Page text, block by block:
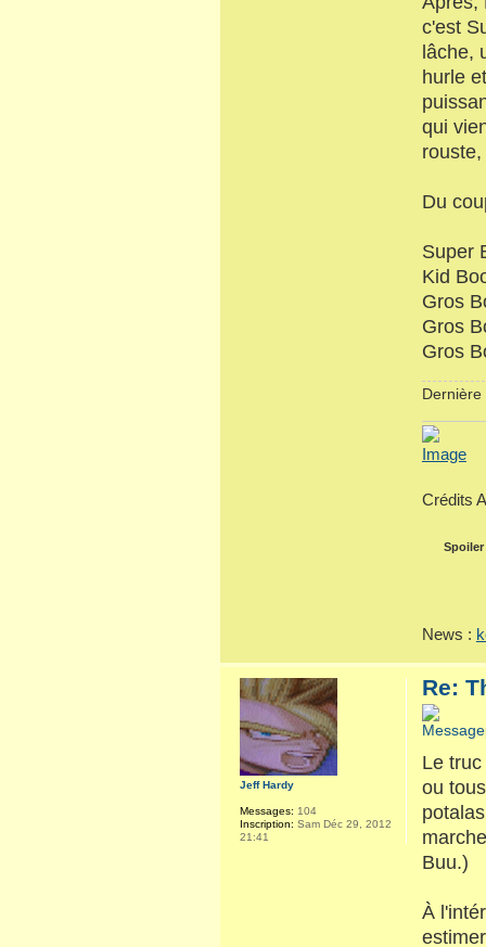
c'est
lâche,
hurle
qui
Du
Super
Kid
Gros
Gros
Gros
Crédits
Spoiler
News :
Re:
Le
ou
Buu.)
À
Jeff Hardy
Messages: 104
Inscription: Sam Déc 29, 2012
21:41